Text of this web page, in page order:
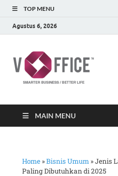
TOP MENU
Agustus 6, 2026
MAIN MENU
Home »Bisnis Umum »Jenis
Paling Dibutuhkan di 2025